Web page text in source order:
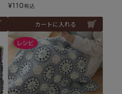
¥110税込
カートに入れる